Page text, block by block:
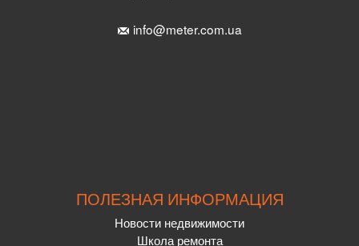
info@meter.com.ua
ПОЛЕЗНАЯ ИНФОРМАЦИЯ
Новости недвижимости
Школа ремонта